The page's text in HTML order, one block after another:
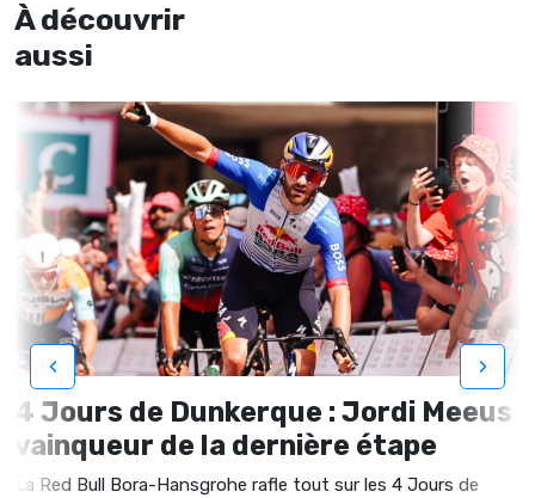
À découvrir
aussi
4 Jours de Dunkerque : Jordi Meeus
vainqueur de la dernière étape
La Red Bull Bora-Hansgrohe rafle tout sur les 4 Jours de
‹ ›